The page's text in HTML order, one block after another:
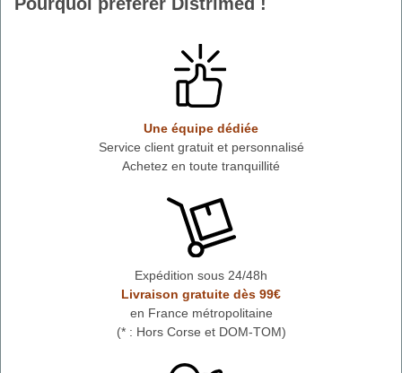
Une équipe dédiée
Service client gratuit et personnalisé
Achetez en toute tranquillité
Expédition sous 24/48h
Livraison gratuite dès 99€
en France métropolitaine
(* : Hors Corse et DOM-TOM)